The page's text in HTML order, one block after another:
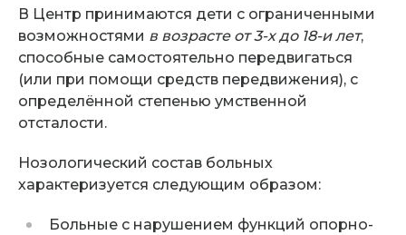
В Центр принимаются дети с ограниченными
возможностями в возрасте от 3-х до 18-и лет,
способные самостоятельно передвигаться
(или при помощи средств передвижения), с
определённой степенью умственной
отсталости.
Нозологический состав больных
характеризуется следующим образом:
Больные с нарушением функций опорно-